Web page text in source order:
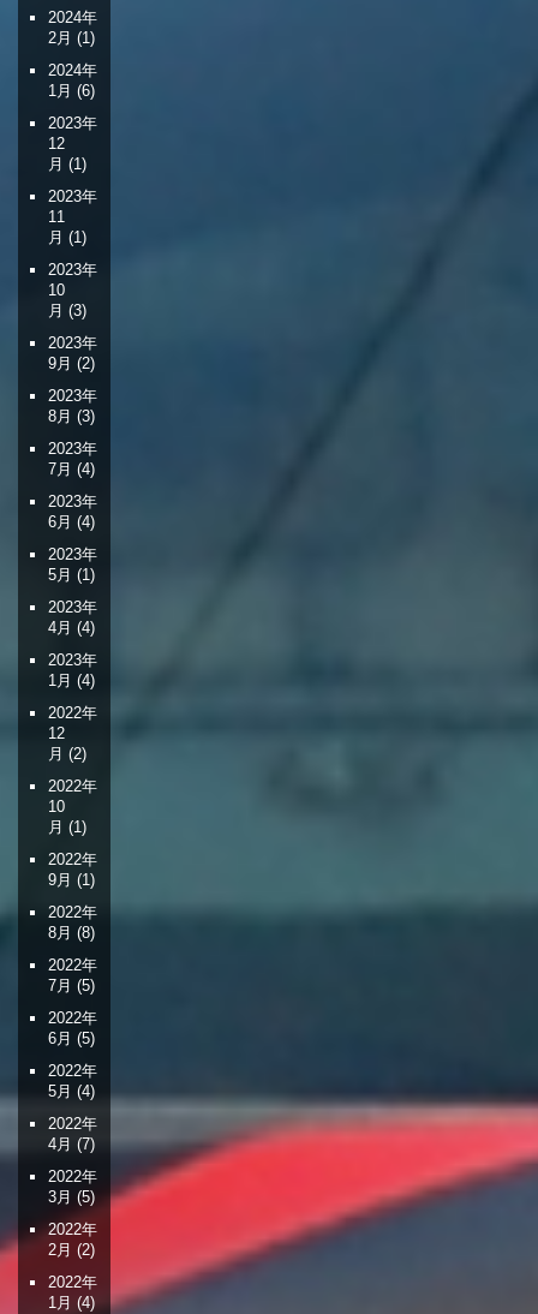
2024年
2月 (1)
2024年
1月 (6)
2023年
12
月 (1)
2023年
11
月 (1)
2023年
10
月 (3)
2023年
9月 (2)
2023年
8月 (3)
2023年
7月 (4)
2023年
6月 (4)
2023年
5月 (1)
2023年
4月 (4)
2023年
1月 (4)
2022年
12
月 (2)
2022年
10
月 (1)
2022年
9月 (1)
2022年
8月 (8)
2022年
7月 (5)
2022年
6月 (5)
2022年
5月 (4)
2022年
4月 (7)
2022年
3月 (5)
2022年
2月 (2)
2022年
1月 (4)